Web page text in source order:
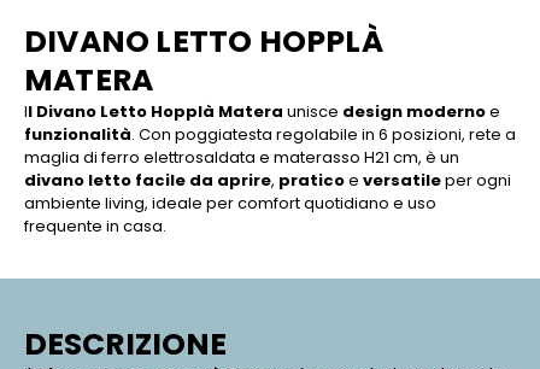
DIVANO LETTO HOPPLÀ
MATERA
Il Divano Letto Hopplà Matera unisce design modernoe
funzionalità. Con poggiatesta regolabile in 6 posizioni, rete a
maglia di ferro elettrosaldata e materasso H21 cm, è un
divano letto facile da aprire, praticoe versatileper ogni
ambiente living, ideale per comfort quotidiano e uso
frequente in casa.
DESCRIZIONE